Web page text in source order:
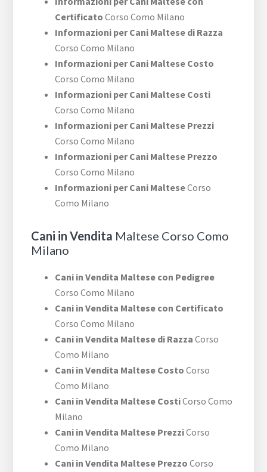
Certificato Corso Como Milano
Informazioni per Cani Maltese di Razza
Corso Como Milano
Informazioni per Cani Maltese Costo
Corso Como Milano
Informazioni per Cani Maltese Costi
Corso Como Milano
Informazioni per Cani Maltese Prezzi
Corso Como Milano
Informazioni per Cani Maltese Prezzo
Corso Como Milano
Informazioni per Cani MalteseCorso
Como Milano
Cani in Vendita Maltese Corso Como
Milano
Cani in Vendita Maltese con Pedigree
Corso Como Milano
Cani in Vendita Maltese con Certificato
Corso Como Milano
Cani in Vendita Maltese di Razza Corso
Como Milano
Cani in Vendita Maltese Costo Corso
Como Milano
Cani in Vendita Maltese CostiCorso Como
Milano
Cani in Vendita Maltese PrezziCorso
Como Milano
Cani in Vendita Maltese Prezzo Corso